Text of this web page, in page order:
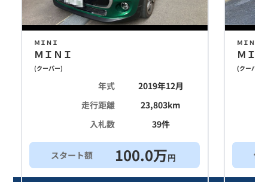
ＭＩＮＩ
ＭＩＮＩ
(クーパー)
年式
2019年12月
走行距離
23,803km
入札数
39件
スタート額 100.0万円
ＭＩＮＩ
ＭＩ
(クーパー
他